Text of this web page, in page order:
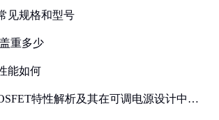
见规格和型号
重多少
能如何
特性解析及其在可调电源设计中的